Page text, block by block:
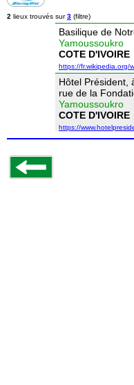
2 lieux trouvés sur3 (filtre)
Basilique de
Yamoussoukro
COTE D'IVOIRE
https://fr.wikipedia.org/
Hôtel Président,
rue de la
Yamoussoukro
COTE D'IVOIRE
https://